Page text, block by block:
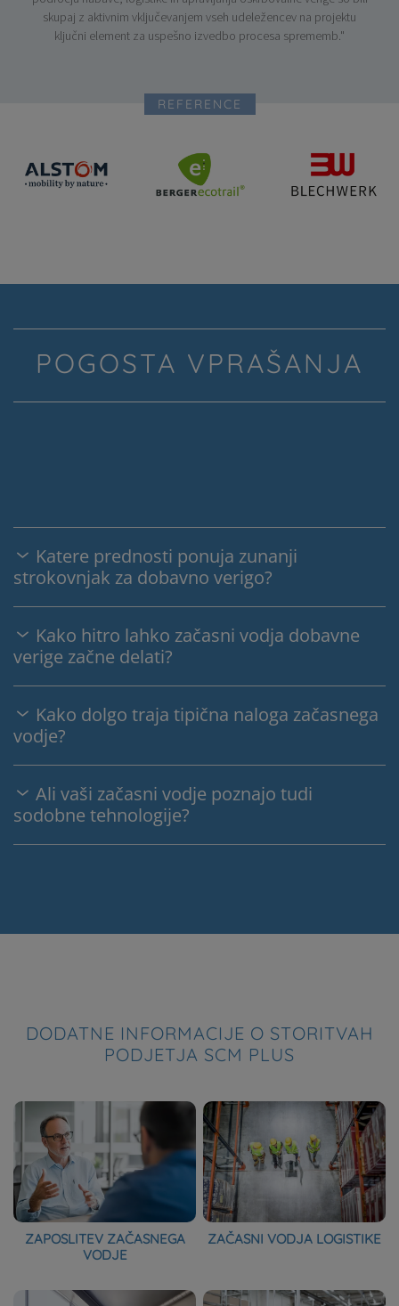
skupaj z aktivnim vključevanjem vseh udeležencev na projektu
ključni element za uspešno izvedbo procesa sprememb."
REFERENCE
POGOSTA VPRAŠANJA
Katere prednosti ponuja zunanji
strokovnjak za dobavno verigo?
Kako hitro lahko začasni vodja dobavne
verige začne delati?
Kako dolgo traja tipična naloga začasnega
vodje?
Ali vaši začasni vodje poznajo tudi
sodobne tehnologije?
DODATNE INFORMACIJE O STORITVAH
PODJETJA SCM PLUS
ZAPOSLITEV ZAČASNEGA
VODJE
ZAČASNI VODJA LOGISTIKE